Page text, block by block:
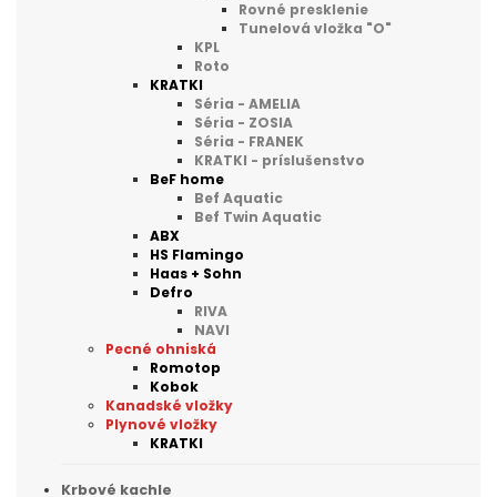
Rovné presklenie
Tunelová vložka "O"
KPL
Roto
KRATKI
Séria - AMELIA
Séria - ZOSIA
Séria - FRANEK
KRATKI - príslušenstvo
BeF home
Bef Aquatic
Bef Twin Aquatic
ABX
HS Flamingo
Haas + Sohn
Defro
RIVA
NAVI
Pecné ohniská
Romotop
Kobok
Kanadské vložky
Plynové vložky
KRATKI
Krbové kachle